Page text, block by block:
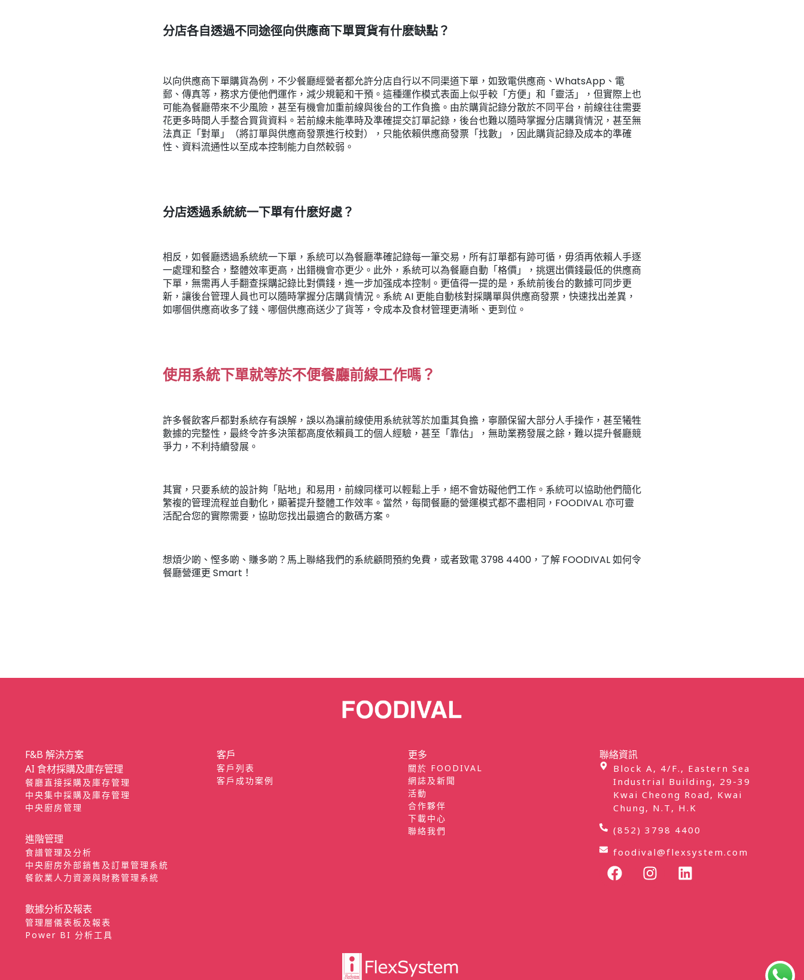
分店各自透過不同途徑向供應商下單買貨有什麽缺點？
以向供應商下單購貨為例，不少餐廳經營者都允許分店自行以不同渠道下單，如致電供應商、WhatsApp、電
郵、傳真等，務求方便他們運作，減少規範和干預。這種運作模式表面上似乎較「方便」和「靈活」，但實際上也
可能為餐廳帶來不少風險，甚至有機會加重前線與後台的工作負擔。由於購貨記錄分散於不同平台，前線往往需要
花更多時間人手整合買貨資料。若前線未能準時及準確提交訂單記錄，後台也難以隨時掌握分店購貨情況，甚至無
法真正「對單」（將訂單與供應商發票進行校對），只能依賴供應商發票「找數」，因此購貨記錄及成本的準確
性、資料流通性以至成本控制能力自然較弱。
分店透過系統統一下單有什麽好處？
相反，如餐廳透過系統統一下單，系統可以為餐廳準確記錄每一筆交易，所有訂單都有跡可循，毋須再依賴人手逐
一處理和整合，整體效率更高，出錯機會亦更少。此外，系統可以為餐廳自動「格價」，挑選出價錢最低的供應商
下單，無需再人手翻查採購記錄比對價錢，進一步加强成本控制。更值得一提的是，系統前後台的數據可同步更
新，讓後台管理人員也可以隨時掌握分店購貨情況。系統 AI 更能自動核對採購單與供應商發票，快速找出差異，
如哪個供應商收多了錢、哪個供應商送少了貨等，令成本及食材管理更清晰、更到位。
使用系統下單就等於不便餐廳前線工作嗎？
許多餐飲客戶都對系統存有誤解，誤以為讓前線使用系統就等於加重其負擔，寧願保留大部分人手操作，甚至犧牲
數據的完整性，最終令許多決策都高度依賴員工的個人經驗，甚至「靠估」，無助業務發展之餘，難以提升餐廳競
爭力，不利持續發展。
其實，只要系統的設計夠「貼地」和易用，前線同樣可以輕鬆上手，絕不會妨礙他們工作。系統可以協助他們簡化
繁複的管理流程並自動化，顯著提升整體工作效率。當然，每間餐廳的營運模式都不盡相同，FOODIVAL 亦可靈
活配合您的實際需要，協助您找出最適合的數碼方案。
想煩少啲、慳多啲、賺多啲？馬上聯絡我們的系統顧問預約免費，或者致電 3798 4400，了解 FOODIVAL 如何令
餐廳營運更 Smart！
F&B 解決方案
AI 食材採購及庫存管理
餐廳直接採購及庫存管理
中央集中採購及庫存管理
中央廚房管理
進階管理
食譜管理及分析
中央廚房外部銷售及訂單管理系統
餐飲業人力資源與財務管理系統
數據分析及報表
管理層儀表板及報表
Power BI 分析工具
客戶
客戶列表
客戶成功案例
更多
關於 FOODIVAL
網誌及新聞
活動
合作夥伴
下載中心
聯絡我們
聯絡資訊
Block A, 4/F., Eastern Sea
Industrial Building, 29-39
Kwai Cheong Road, Kwai
Chung, N.T, H.K
(852) 3798 4400
foodival@flexsystem.com